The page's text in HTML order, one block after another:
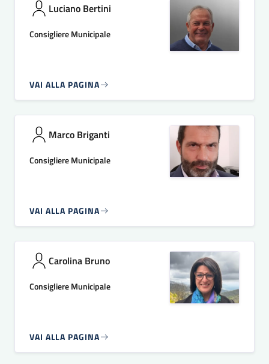
Luciano Bertini
Consigliere Municipale
VAI ALLA PAGINA
Marco Briganti
Consigliere Municipale
VAI ALLA PAGINA
Carolina Bruno
Consigliere Municipale
VAI ALLA PAGINA